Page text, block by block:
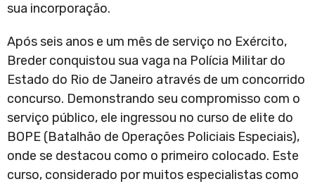
sua incorporação.
Após seis anos e um mês de serviço no Exército,
Breder conquistou sua vaga na Polícia Militar do
Estado do Rio de Janeiro através de um concorrido
concurso. Demonstrando seu compromisso com o
serviço público, ele ingressou no curso de elite do
BOPE (Batalhão de Operações Policiais Especiais),
onde se destacou como o primeiro colocado. Este
curso, considerado por muitos especialistas como